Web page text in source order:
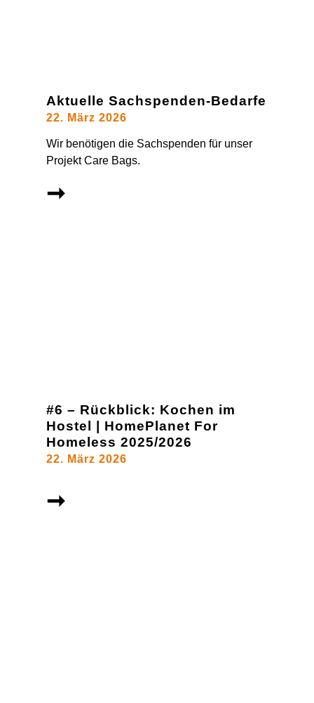
Aktuelle Sachspenden-Bedarfe
22. März 2026
Wir benötigen die Sachspenden für unser
Projekt Care Bags.
➞
#6 – Rückblick: Kochen im
Hostel | HomePlanet For
Homeless 2025/2026
22. März 2026
➞